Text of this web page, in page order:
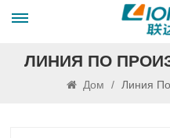
ЛИНИЯ ПО
Дом / Линия